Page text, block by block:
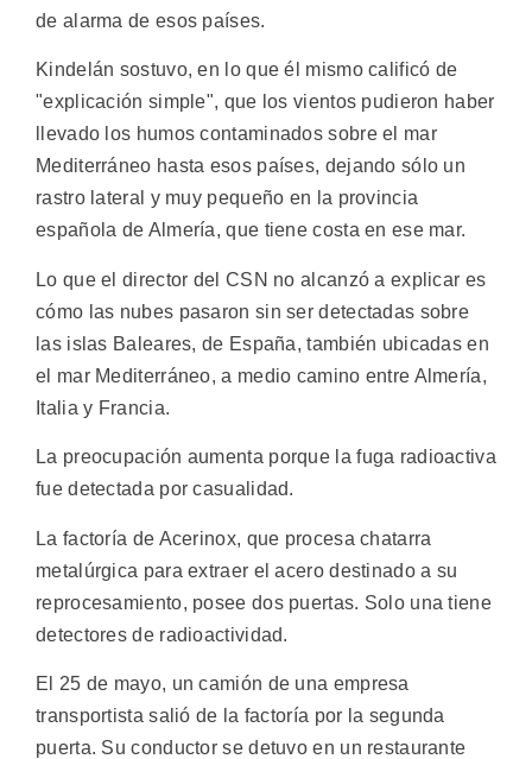
de alarma de esos países.
Kindelán sostuvo, en lo que él mismo calificó de
"explicación simple", que los vientos pudieron haber
llevado los humos contaminados sobre el mar
Mediterráneo hasta esos países, dejando sólo un
rastro lateral y muy pequeño en la provincia
española de Almería, que tiene costa en ese mar.
Lo que el director del CSN no alcanzó a explicar es
cómo las nubes pasaron sin ser detectadas sobre
las islas Baleares, de España, también ubicadas en
el mar Mediterráneo, a medio camino entre Almería,
Italia y Francia.
La preocupación aumenta porque la fuga radioactiva
fue detectada por casualidad.
La factoría de Acerinox, que procesa chatarra
metalúrgica para extraer el acero destinado a su
reprocesamiento, posee dos puertas. Solo una tiene
detectores de radioactividad.
El 25 de mayo, un camión de una empresa
transportista salió de la factoría por la segunda
puerta. Su conductor se detuvo en un restaurante